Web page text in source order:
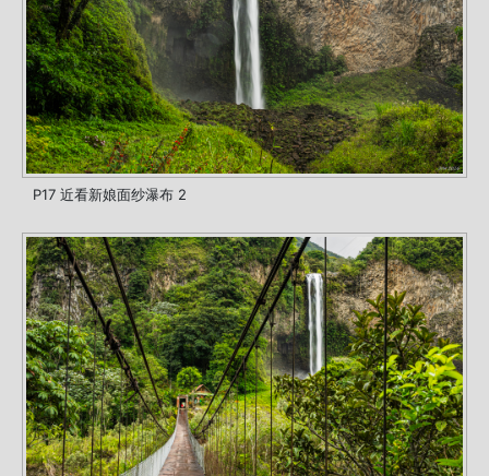
P17 近看新娘面纱瀑布 2